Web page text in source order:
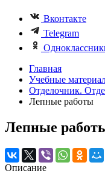
Вконтакте
Telegram
Главная
Учебные
Отделочник.
Лепные работы
Лепные
Описание